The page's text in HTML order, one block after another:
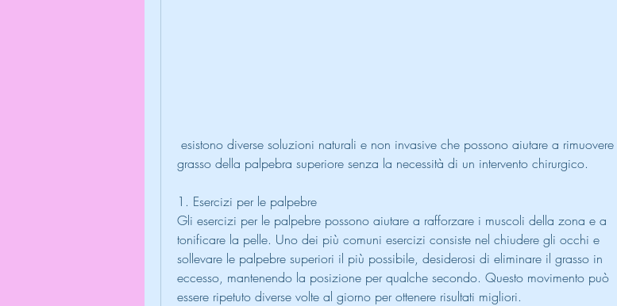
grasso della palpebra superiore senza la necessità di un intervento chirurgico.
1. Esercizi per le palpebre
Gli esercizi per le palpebre possono aiutare a rafforzare i muscoli della zona e a
tonificare la pelle. Uno dei più comuni esercizi consiste nel chiudere gli occhi e
sollevare le palpebre superiori il più possibile, desiderosi di eliminare il grasso in
eccesso, mantenendo la posizione per qualche secondo. Questo movimento può
essere ripetuto diverse volte al giorno per ottenere risultati migliori.